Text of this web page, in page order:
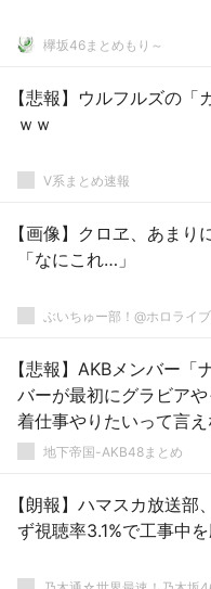
欅坂46まとめもり～
【悲報】ウルフルズの
ｗｗ
V系まとめ速報
【画像】クロヱ、あまり
「なにこれ…」
ぶいちゅー部！@ホロライ
【悲報】AKBメンバー「
バーが最初にグラビア
着仕事やりたいって言
た」地下帝国-AKB48まとめ
【朗報】ハマスカ放送部
ず視聴率3.1%で工事中